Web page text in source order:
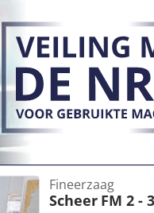
Fineerzaag
Scheer FM 2 -